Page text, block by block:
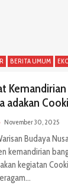
BERITA UMUM
adakan
November 30, 2025
Budaya
kemandirian
kegiatan